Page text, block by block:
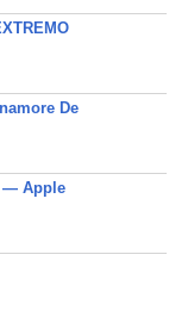
De
— Apple